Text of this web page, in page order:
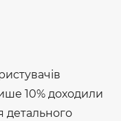
10% доходили
детального